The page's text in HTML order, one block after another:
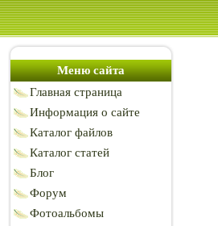
Меню сайта
Главная страница
Информация о сайте
Каталог файлов
Каталог статей
Блог
Форум
Фотоальбомы